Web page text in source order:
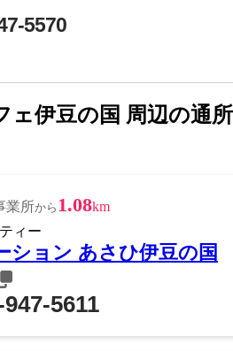
5570
ェ伊豆の国 周辺の通所
業所から 1.08km
ィー
ション あさひ伊豆の国
5611